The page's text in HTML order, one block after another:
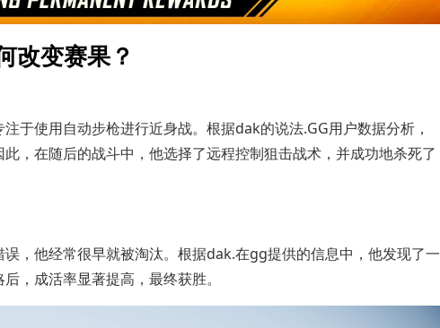
改变赛果？
于使用自动步枪进行近身战。根据dak的说法.GG用户数据分析，
，在随后的战斗中，他选择了远程控制狙击战术，并成功地杀死了
，他经常很早就被淘汰。根据dak.在gg提供的信息中，他发现了一
，成活率显著提高，最终获胜。